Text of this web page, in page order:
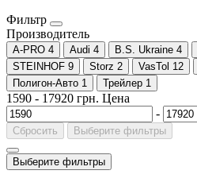
Фильтр
Производитель
A-PRO 4 Audi 4 B.S. Ukraine 4
STEINHOF 9 Storz 2 VasTol 12
Полигон-Авто 1 Трейлер 1
1590 - 17920 грн. Цена
-
Сбросить Выберите фильтры
Выберите фильтры